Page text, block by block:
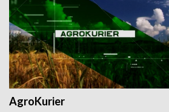
AgroKurier